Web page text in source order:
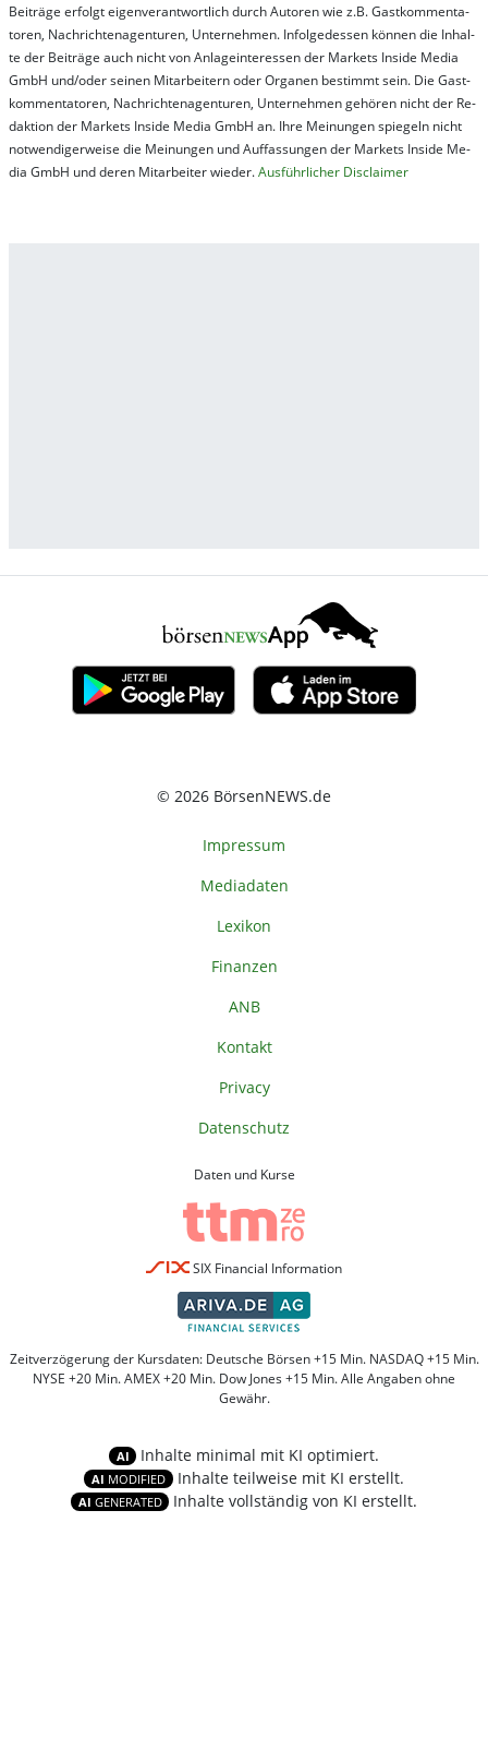
Bei­trä­ge er­folgt ei­gen­ver­ant­wort­lich durch Au­tor­en wie z.B. Gast­kom­men­ta­
tor­en, Nach­richt­en­ag­en­tur­en, Un­ter­neh­men. In­fol­ge­des­sen kön­nen die In­hal­
te der Bei­trä­ge auch nicht von An­la­ge­in­te­res­sen der Mar­kets In­side Me­dia
GmbH und/oder sei­nen Mit­ar­bei­tern oder Or­ga­nen be­stim­mt sein. Die Gast­
kom­men­ta­tor­en, Nach­rich­ten­ag­en­tur­en, Un­ter­neh­men ge­hör­en nicht der Re­
dak­tion der Mar­kets In­side Me­dia GmbH an. Ihre Mei­nung­en spie­geln nicht
not­wen­di­ger­wei­se die Mei­nung­en und Auf­fas­sung­en der Mar­kets In­side Me­
dia GmbH und de­ren Mit­ar­bei­ter wie­der.Aus­führ­lich­er Dis­clai­mer
© 2026 BörsenNEWS.de
Impressum
Mediadaten
Lexikon
Finanzen
ANB
Kontakt
Privacy
Datenschutz
Daten und Kurse
SIX Financial Information
Zeitverzögerung der Kursdaten: Deutsche Börsen +15 Min. NASDAQ +15 Min.
NYSE +20 Min. AMEX +20 Min. Dow Jones +15 Min. Alle Angaben ohne
Gewähr.
AI Inhalte minimal mit KI optimiert.
AI MODIFIED Inhalte teilweise mit KI erstellt.
AI GENERATED Inhalte vollständig von KI erstellt.